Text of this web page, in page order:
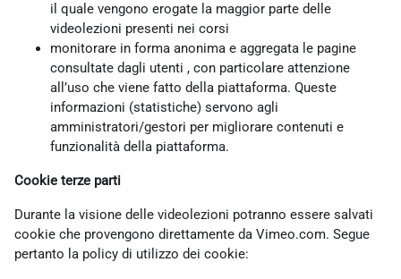
il quale vengono erogate la maggior parte delle
videolezioni presenti nei corsi
monitorare in forma anonima e aggregata le pagine
consultate dagli utenti , con particolare attenzione
all’uso che viene fatto della piattaforma. Queste
informazioni (statistiche) servono agli
amministratori/gestori per migliorare contenuti e
funzionalità della piattaforma.
Cookie terze parti
Durante la visione delle videolezioni potranno essere salvati
cookie che provengono direttamente da Vimeo.com. Segue
pertanto la policy di utilizzo dei cookie: